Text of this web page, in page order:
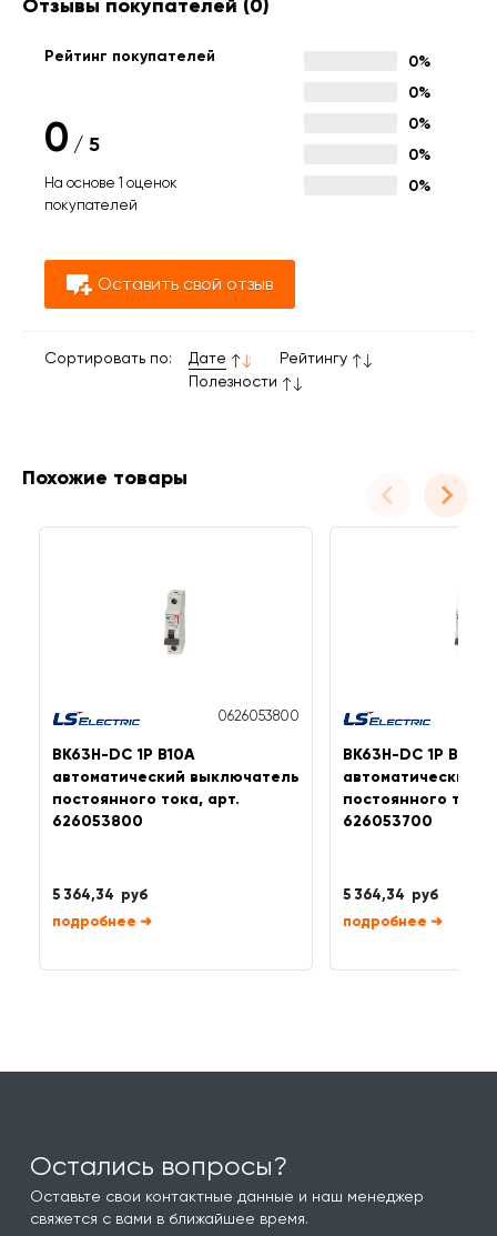
Отзывы покупателей (0)
Рейтинг покупателей
0 / 5
На основе 1 оценок
покупателей
0%
0%
0%
0%
0%
Оставить свой отзыв
Сортировать по: Дате
Рейтингу
Полезности
Похожие товары
0626053800
BK63H-DC 1P B10A
автоматический выключатель
постоянного тока, арт.
626053800
5 364,34 руб
➜
BK63H-DC 1P B6A
автоматический
постоянного тока,
626053700
5 364,34 руб
➜
Остались вопросы?
Оставьте свои контактные данные и наш менеджер
свяжется с вами в ближайшее время.